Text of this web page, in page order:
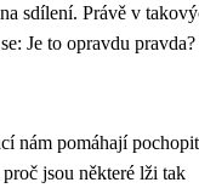
sdílení. Právě v
Je to opravdu
nám pomáhají
jsou některé lži tak